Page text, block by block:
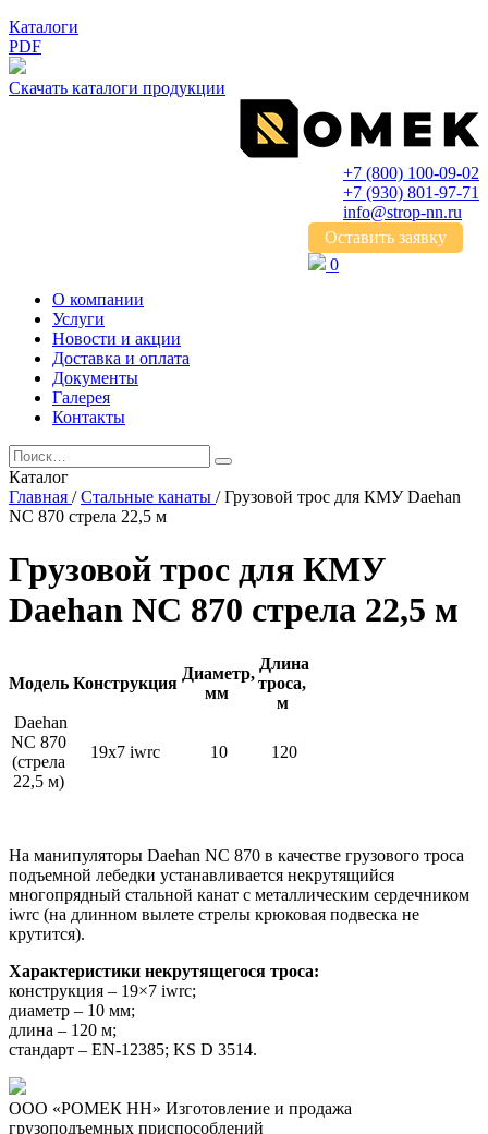
Каталоги
PDF
Скачать каталоги продукции
+7 (800) 100-09-02
+7 (930) 801-97-71
info@strop-nn.ru
Оставить заявку
0
О компании
Услуги
Новости и акции
Доставка и оплата
Документы
Галерея
Контакты
Каталог
Главная / Стальные канаты / Грузовой трос для КМУ Daehan
NC 870 стрела 22,5 м
Грузовой трос для КМУ
Daehan NC 870 стрела 22,5 м
Модель Конструкция
Диаметр,
мм
Длина
троса,
м
Daehan
NC 870
(стрела
22,5 м)
19х7 iwrc 10 120
На манипуляторы Daehan NC 870 в качестве грузового троса
подъемной лебедки устанавливается некрутящийся
многопрядный стальной канат с металлическим сердечником
iwrc (на длинном вылете стрелы крюковая подвеска не
крутится).
Характеристики некрутящегося троса:
конструкция – 19×7 iwrc;
диаметр – 10 мм;
длина – 120 м;
стандарт – EN-12385; KS D 3514.
ООО «РОМЕК НН» Изготовление и продажа
грузоподъемных приспособлений